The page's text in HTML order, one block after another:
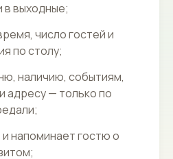
выходные;
число гостей и
по столу;
наличию, событиям,
адресу — только по
напоминает гостю о